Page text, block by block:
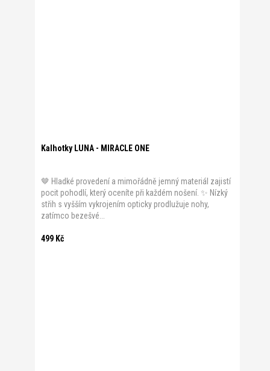
Kalhotky LUNA - MIRACLE ONE
499 Kč
🤎 Hladké provedení a mimořádně jemný materiál zajistí
pocit pohodlí, který oceníte při každém nošení. ✨ Nízký
střih s vyšším vykrojením opticky prodlužuje nohy,
zatímco bezešvé...